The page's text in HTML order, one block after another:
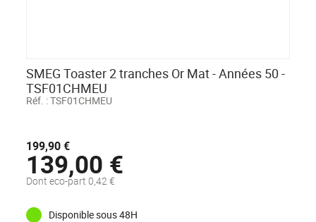
SMEG Toaster 2 tranches Or Mat - Années 50 -
TSF01CHMEU
Réf. :TSF01CHMEU
199,90 €
139,00 €
Dont eco-part 0,42 €
Disponible sous 48H